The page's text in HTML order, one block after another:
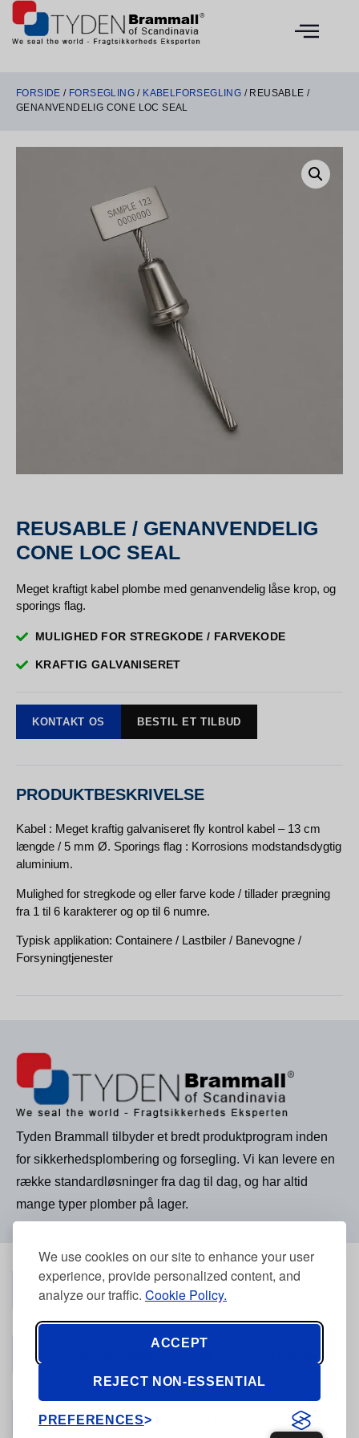
We use cookies on our site to enhance your user
experience, provide personalized content, and
analyze our traffic. Cookie Policy.
ACCEPT
REJECT NON-ESSENTIAL
PREFERENCES
FORSIDE / FORSEGLING / KABELFORSEGLING / REUSABLE /
GENANVENDELIG CONE LOC SEAL
REUSABLE / GENANVENDELIG
CONE LOC SEAL
Meget kraftigt kabel plombe med genanvendelig låse krop, og
sporings flag.
MULIGHED FOR STREGKODE / FARVEKODE
KRAFTIG GALVANISERET
KONTAKT OS BESTIL ET TILBUD
PRODUKTBESKRIVELSE
Kabel : Meget kraftig galvaniseret fly kontrol kabel – 13 cm
længde / 5 mm Ø. Sporings flag : Korrosions modstandsdygtig
aluminium.
Mulighed for stregkode og eller farve kode / tillader prægning
fra 1 til 6 karakterer og op til 6 numre.
Typisk applikation: Containere / Lastbiler / Banevogne /
Forsyningtjenester
Tyden Brammall tilbyder et bredt produktprogram inden
for sikkerhedsplombering og forsegling. Vi kan levere en
række standardløsninger fra dag til dag, og har altid
mange typer plomber på lager.
Telefon
(+45) 3968 2634
kontakt@tyden.dk
Stolpegårdsvej 7, 2820 Gentofte